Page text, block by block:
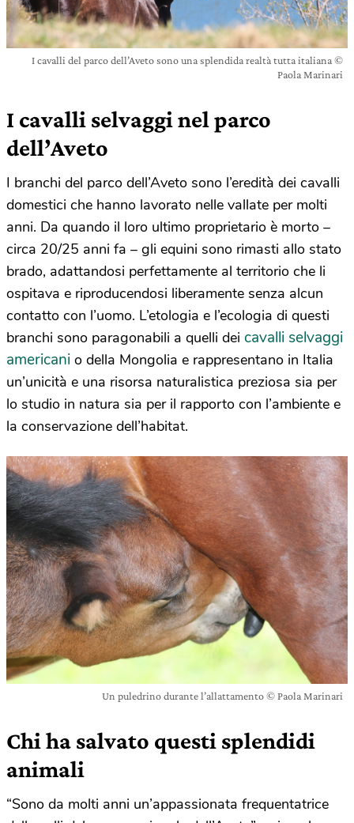
I cavalli del parco dell’Aveto sono una splendida realtà tutta italiana ©
Paola Marinari
I cavalli selvaggi nel parco
dell’Aveto
I branchi del parco dell’Aveto sono l’eredità dei cavalli
domestici che hanno lavorato nelle vallate per molti
anni. Da quando il loro ultimo proprietario è morto –
circa 20/25 anni fa – gli equini sono rimasti allo stato
brado, adattandosi perfettamente al territorio che li
ospitava e riproducendosi liberamente senza alcun
contatto con l’uomo. L’etologia e l’ecologia di questi
branchi sono paragonabili a quelli dei cavalli selvaggi
americani o della Mongolia e rappresentano in Italia
un’unicità e una risorsa naturalistica preziosa sia per
lo studio in natura sia per il rapporto con l’ambiente e
la conservazione dell’habitat.
Un puledrino durante l’allattamento © Paola Marinari
Chi ha salvato questi splendidi
animali
“Sono da molti anni un’appassionata frequentatrice